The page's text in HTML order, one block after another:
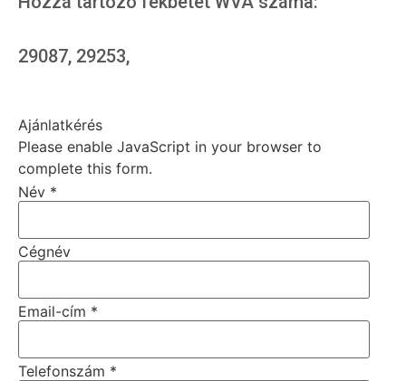
29087, 29253,
Ajánlatkérés
Please enable JavaScript in your browser to
complete this form.
Név *
Cégnév
Email-cím *
Telefonszám *